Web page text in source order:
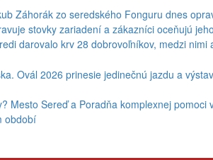
stovky zariadení a zákazníci oceňujú
období